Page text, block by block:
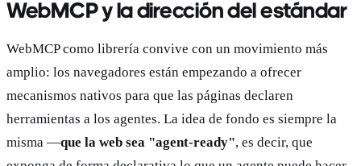
WebMCP y la dirección del estándar
WebMCP como librería convive con un movimiento más
amplio: los navegadores están empezando a ofrecer
mecanismos nativos para que las páginas declaren
herramientas a los agentes. La idea de fondo es siempre la
misma —que la web sea "agent-ready", es decir, que